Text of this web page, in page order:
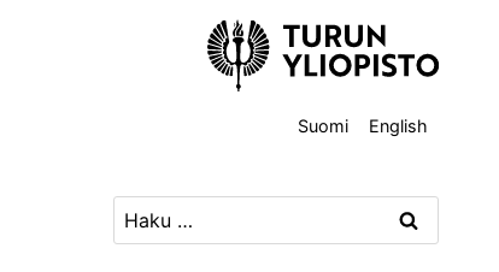
Suomi English
Haku: